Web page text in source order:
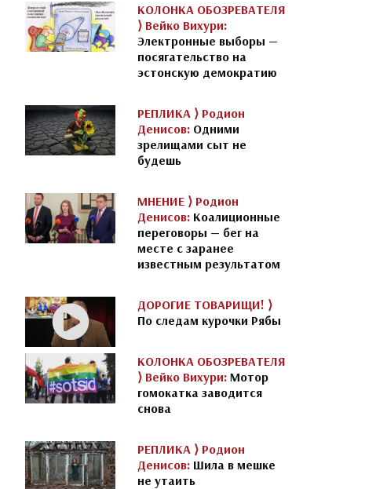
КОЛОНКА ОБОЗРЕВАТЕЛЯ
⟩ Вейко Вихури:
Электронные выборы —
посягательство на
эстонскую демократию
РЕПЛИКА ⟩ Родион
Денисов: Одними
зрелищами сыт не
будешь
МНЕНИЕ ⟩ Родион
Денисов: Коалиционные
переговоры — бег на
месте с заранее
известным результатом
ДОРОГИЕ ТОВАРИЩИ! ⟩
По следам курочки Рябы
КОЛОНКА ОБОЗРЕВАТЕЛЯ
⟩ Вейко Вихури: Мотор
гомокатка заводится
снова
РЕПЛИКА ⟩ Родион
Денисов: Шила в мешке
не утаить